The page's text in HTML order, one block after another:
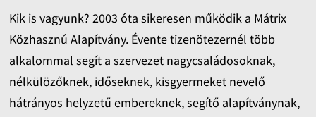
Kik is vagyunk? 2003 óta sikeresen működik a Mátrix
Közhasznú Alapítvány. Évente tizenötezernél több
alkalommal segít a szervezet nagycsaládosoknak,
nélkülözőknek, időseknek, kisgyermeket nevelő
hátrányos helyzetű embereknek, segítő alapítványnak,